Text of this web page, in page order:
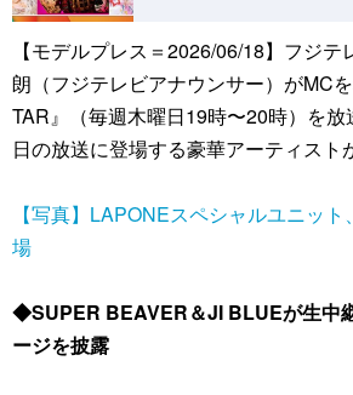
【モデルプレス＝2026/06/18】フジ
朗（フジテレビアナウンサー）がMC
TAR』（毎週木曜日19時〜20時）を
日の放送に登場する豪華アーティスト
【写真】LAPONEスペシャルユニッ
場
◆SUPER BEAVER＆JI BLUEが生中
ージを披露